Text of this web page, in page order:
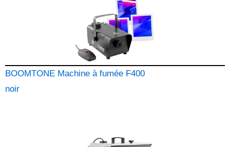
BOOMTONE Machine à fumée F400
noir